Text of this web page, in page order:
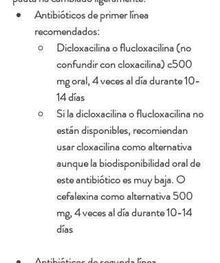
Antibióticos de primer línea
recomendados:
Dicloxacilina o flucloxacilina (no
confundir con cloxacilina) c500
mg oral, 4 veces al día durante 10-
14 días
Si la dicloxacilina o flucloxacilina no
están disponibles, recomiendan
usar cloxacilina como alternativa
aunque la biodisponibilidad oral de
este antibiótico es muy baja. O
cefalexina como alternativa 500
mg, 4 veces al día durante 10-14
días